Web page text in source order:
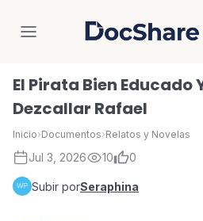
DocShare
El Pirata Bien Educado
Dezcallar Rafael
Inicio›Documentos›Relatos y Novelas
Jul 3, 2026 10 0
Subir porSeraphina